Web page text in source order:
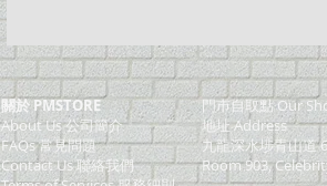
關於 PMSTORE
About Us 公司簡介
FAQs 常見問題
Contact Us 聯絡我們
門巿自取點 Our
地址 Address
九龍深水埗青山道
Room 903,